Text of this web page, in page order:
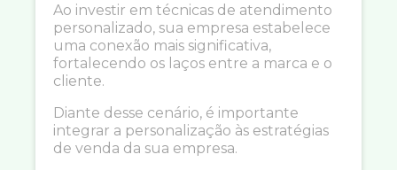
Ao investir em técnicas de atendimento
personalizado, sua empresa estabelece
uma conexão mais significativa,
fortalecendo os laços entre a marca e o
cliente.
Diante desse cenário, é importante
integrar a personalização às estratégias
de venda da sua empresa.